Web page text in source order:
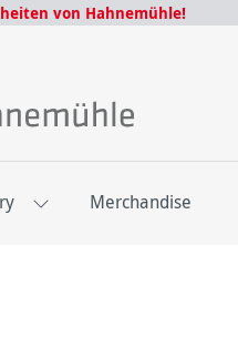
von Hahnemühle!
Merchandise